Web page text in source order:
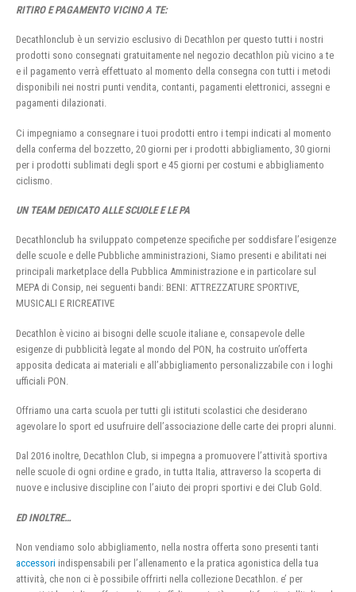
RITIRO E PAGAMENTO VICINO A TE:
Decathlonclub è un servizio esclusivo di Decathlon per questo tutti i nostri
prodotti sono consegnati gratuitamente nel negozio decathlon più vicino a te
e il pagamento verrà effettuato al momento della consegna con tutti i metodi
disponibili nei nostri punti vendita, contanti, pagamenti elettronici, assegni e
pagamenti dilazionati.
Ci impegniamo a consegnare i tuoi prodotti entro i tempi indicati al momento
della conferma del bozzetto, 20 giorni per i prodotti abbigliamento, 30 giorni
per i prodotti sublimati degli sport e 45 giorni per costumi e abbigliamento
ciclismo.
UN TEAM DEDICATO ALLE SCUOLE E LE PA
Decathlonclub ha sviluppato competenze specifiche per soddisfare l’esigenze
delle scuole e delle Pubbliche amministrazioni, Siamo presenti e abilitati nei
principali marketplace della Pubblica Amministrazione e in particolare sul
MEPA di Consip, nei seguenti bandi: BENI: ATTREZZATURE SPORTIVE,
MUSICALI E RICREATIVE
Decathlon è vicino ai bisogni delle scuole italiane e, consapevole delle
esigenze di pubblicità legate al mondo del PON, ha costruito un’offerta
apposita dedicata ai materiali e all’abbigliamento personalizzabile con i loghi
ufficiali PON.
Offriamo una carta scuola per tutti gli istituti scolastici che desiderano
agevolare lo sport ed usufruire dell’associazione delle carte dei propri alunni.
Dal 2016 inoltre, Decathlon Club, si impegna a promuovere l’attività sportiva
nelle scuole di ogni ordine e grado, in tutta Italia, attraverso la scoperta di
nuove e inclusive discipline con l’aiuto dei propri sportivi e dei Club Gold.
ED INOLTRE…
Non vendiamo solo abbigliamento, nella nostra offerta sono presenti tanti
accessori indispensabili per l’allenamento e la pratica agonistica della tua
attività, che non ci è possibile offrirti nella collezione Decathlon. e’ per